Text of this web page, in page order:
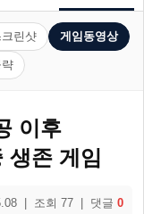
크린샷 게임동영상
이후
생존 게임
| 조회 77 | 댓글 0